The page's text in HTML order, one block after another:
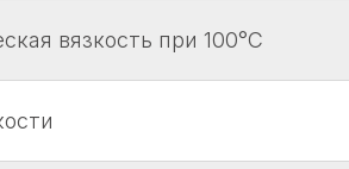
вязкость при 100°С